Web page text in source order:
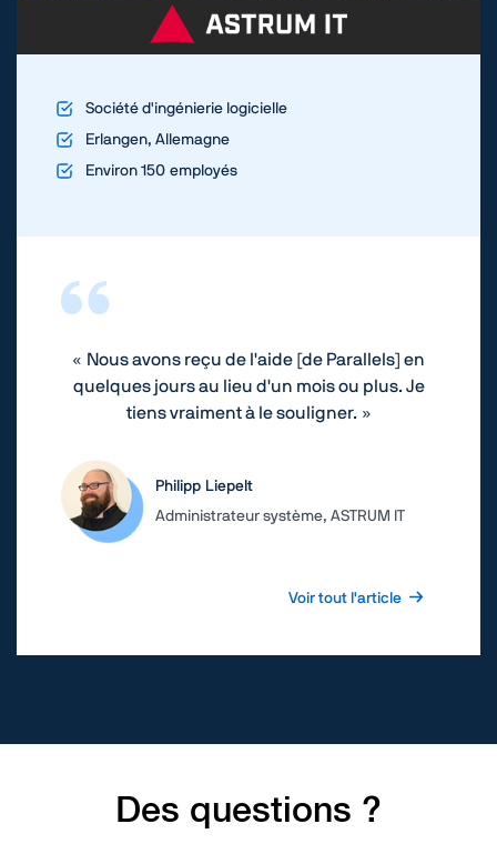
Société d'ingénierie logicielle
Erlangen, Allemagne
Environ 150 employés
« Nous avons reçu de l'aide [de Parallels] en
quelques jours au lieu d'un mois ou plus. Je
tiens vraiment à le souligner. »
Philipp Liepelt
Administrateur système, ASTRUM IT
Voir tout l'article
Des questions ?